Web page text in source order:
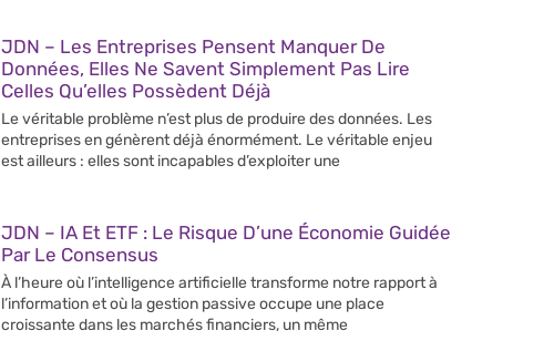
JDN – Les Entreprises Pensent Manquer De
Données, Elles Ne Savent Simplement Pas Lire
Celles Qu’elles Possèdent Déjà
Le véritable problème n’est plus de produire des données. Les
entreprises en génèrent déjà énormément. Le véritable enjeu
est ailleurs : elles sont incapables d’exploiter une
JDN – IA Et ETF : Le Risque D’une Économie Guidée
Par Le Consensus
À l’heure où l’intelligence artificielle transforme notre rapport à
l’information et où la gestion passive occupe une place
croissante dans les marchés financiers, un même